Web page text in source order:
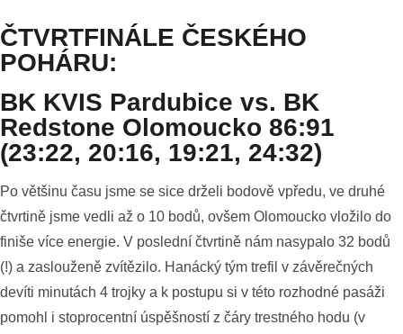
ČTVRTFINÁLE ČESKÉHO
POHÁRU:
BK KVIS Pardubice vs. BK
Redstone Olomoucko 86:91
(23:22, 20:16, 19:21, 24:32)
Po většinu času jsme se sice drželi bodově vpředu, ve druhé
čtvrtině jsme vedli až o 10 bodů, ovšem Olomoucko vložilo do
finiše více energie. V poslední čtvrtině nám nasypalo 32 bodů
(!) a zaslouženě zvítězilo. Hanácký tým trefil v závěrečných
devíti minutách 4 trojky a k postupu si v této rozhodné pasáži
pomohl i stoprocentní úspěšností z čáry trestného hodu (v